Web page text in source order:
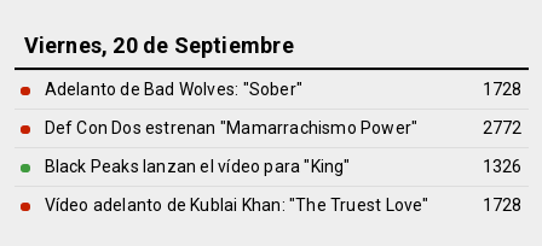
Viernes, 20 de Septiembre
Adelanto de Bad Wolves: "Sober"
1728
Def Con Dos estrenan "Mamarrachismo Power"
2772
Black Peaks lanzan el vídeo para "King"
1326
Vídeo adelanto de Kublai Khan: "The Truest Love"
1728